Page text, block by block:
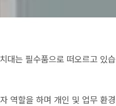
대는 필수품으로 떠오르고 있습
역할을 하며 개인 및 업무 환경